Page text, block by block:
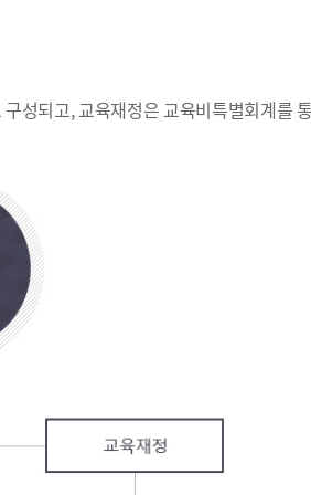
성되고, 교육재정은 교육비특별회계를